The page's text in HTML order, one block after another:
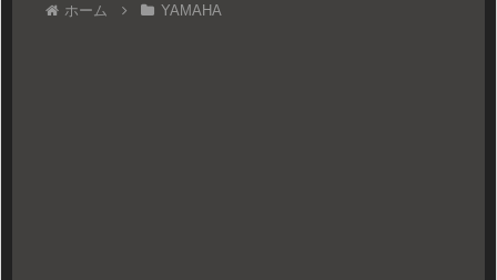
ホーム YAMAHA